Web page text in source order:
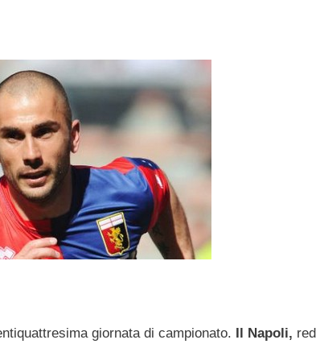
giornata di campionato. Il Napoli,